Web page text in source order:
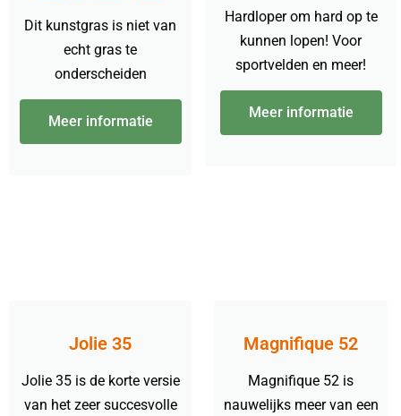
Dit kunstgras is niet van
echt gras te
onderscheiden
Meer informatie
Hardloper om hard op te
kunnen lopen! Voor
sportvelden en meer!
Meer informatie
Jolie 35
Jolie 35 is de korte versie
van het zeer succesvolle
Magnifique 52
Magnifique 52 is
nauwelijks meer van een